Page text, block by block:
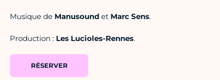
Musique de Manusound et Marc Sens.
Production : Les Lucioles-Rennes.
RÉSERVER